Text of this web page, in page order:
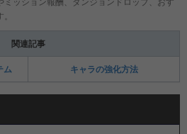
ッション報酬、ダンジョンドロップ、おす
関連記事
ム キャラの強化方法